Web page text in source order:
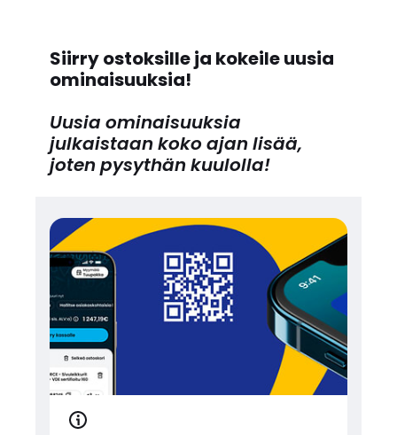
Siirry ostoksille ja kokeile uusia
ominaisuuksia!
Uusia ominaisuuksia
julkaistaan koko ajan lisää,
joten pysythän kuulolla!